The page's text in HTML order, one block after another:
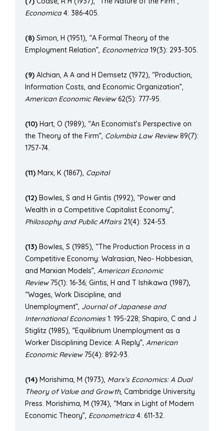
Economica4: 386-405.
(8) Simon, H (1951), “A Formal Theory of the
Employment Relation”, Econometrica19(3): 293-305.
(9) Alchian, A A and H Demsetz (1972), “Production,
Information Costs, and Economic Organization”,
American Economic Review62(5): 777-95.
(10) Hart, O (1989), “An Economist’s Perspective on
the Theory of the Firm”, Columbia Law Review89(7):
1757-74.
(11) Marx, K (1867), Capital
(12) Bowles, S and H Gintis (1992), “Power and
Wealth in a Competitive Capitalist Economy”,
Philosophy and Public Affairs21(4): 324-53.
(13) Bowles, S (1985), “The Production Process in a
Competitive Economy: Walrasian, Neo- Hobbesian,
and Marxian Models”, American Economic
Review75(1): 16-36; Gintis, H and T Ishikawa (1987),
“Wages, Work Discipline, and
Unemployment”, Journal of Japanese and
International Economies1: 195-228; Shapiro, C and J
Stiglitz (1985), “Equilibrium Unemployment as a
Worker Disciplining Device: A Reply”, American
Economic Review75(4): 892-93.
(14) Morishima, M (1973), Marx’s Economics: A Dual
Theory of Value and Growth, Cambridge University
Press. Morishima, M (1974), “Marx in Light of Modern
Economic Theory”, Econometrica4: 611-32.